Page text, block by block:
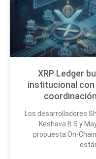
XRP Ledger
institucional con
Los desarrolladores
Keshava B S y
propuesta On-